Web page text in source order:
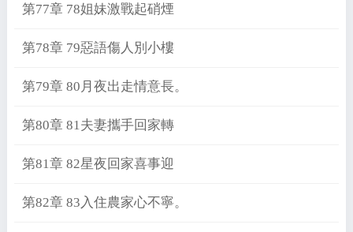
第77章 78姐妹激戰起硝煙
第78章 79惡語傷人別小樓
第79章 80月夜出走情意長。
第80章 81夫妻攜手回家轉
第81章 82星夜回家喜事迎
第82章 83入住農家心不寧。